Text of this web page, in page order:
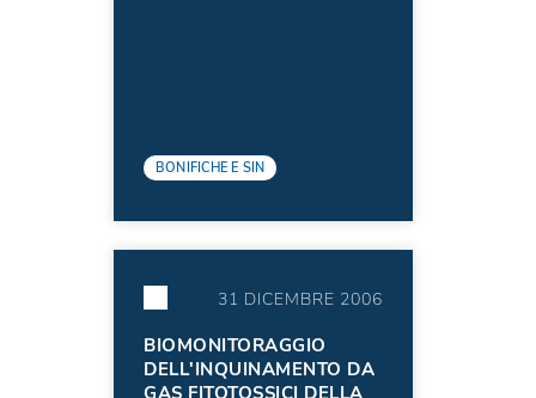
BONIFICHE E SIN
31 DICEMBRE 2006
BIOMONITORAGGIO
DELL'INQUINAMENTO DA